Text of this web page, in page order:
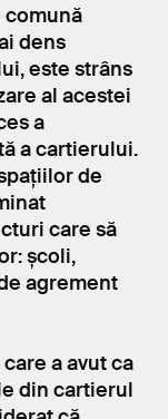
dens
este strâns
al acestei
a
a cartierului.
de
care să
școli,
agrement
a avut ca
din cartierul